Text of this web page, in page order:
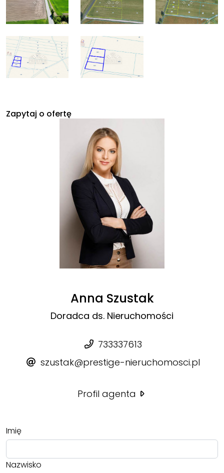
Zapytaj o ofertę
Anna Szustak
Doradca ds. Nieruchomości
733337613
szustak@prestige-nieruchomosci.pl
Profil agenta
Imię
Nazwisko